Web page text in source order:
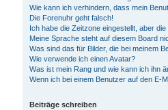
Wie kann ich verhindern, dass mein
Die Forenuhr geht falsch!
Ich habe die Zeitzone eingestellt, aber
Meine Sprache steht auf diesem Board
Was sind das für Bilder, die bei meinem
Wie verwende ich einen Avatar?
Was ist mein Rang und wie kann ich ihn
Wenn ich bei einem Benutzer auf den E-
Beiträge schreiben